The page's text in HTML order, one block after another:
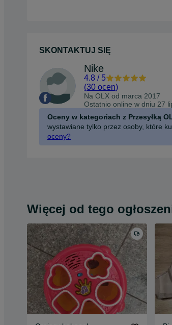
SKONTAKTUJ SIĘ
Nike
4.8 / 5
(30 ocen)
Na OLX od marca 2017
Ostatnio online w dniu 27
Oceny w kategoriach z Przesyłką
wystawiane tylko przez osoby, które
oceny?
Więcej od tego